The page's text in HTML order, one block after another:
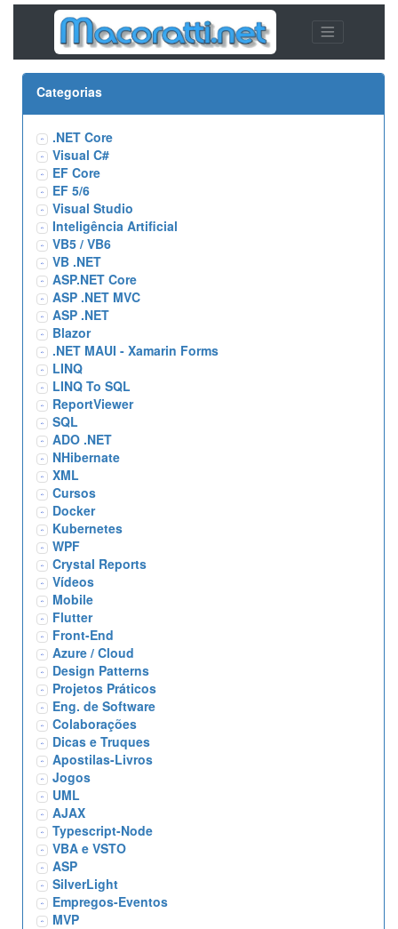
Categorias
.NET Core
Visual C#
EF Core
EF 5/6
Visual Studio
Inteligência Artificial
VB5 / VB6
VB .NET
ASP.NET Core
ASP .NET MVC
ASP .NET
Blazor
.NET MAUI - Xamarin Forms
LINQ
LINQ To SQL
ReportViewer
SQL
ADO .NET
NHibernate
XML
Cursos
Docker
Kubernetes
WPF
Crystal Reports
Vídeos
Mobile
Flutter
Front-End
Azure / Cloud
Design Patterns
Projetos Práticos
Eng. de Software
Colaborações
Dicas e Truques
Apostilas-Livros
Jogos
UML
AJAX
Typescript-Node
VBA e VSTO
ASP
SilverLight
Empregos-Eventos
MVP